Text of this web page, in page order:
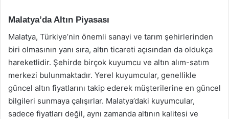
Malatya’da Altın Piyasası
Malatya, Türkiye’nin önemli sanayi ve tarım şehirlerinden
biri olmasının yanı sıra, altın ticareti açısından da oldukça
hareketlidir. Şehirde birçok kuyumcu ve altın alım-satım
merkezi bulunmaktadır. Yerel kuyumcular, genellikle
güncel altın fiyatlarını takip ederek müşterilerine en güncel
bilgileri sunmaya çalışırlar. Malatya’daki kuyumcular,
sadece fiyatları değil, aynı zamanda altının kalitesi ve